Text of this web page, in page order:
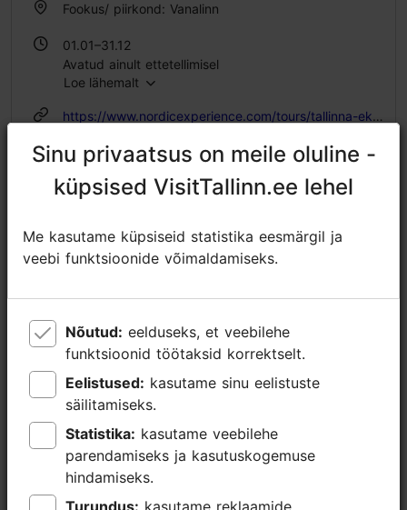
Fookus/ piirkond: Vanalinn
01.01–31.12
Avatud ainult ettetellimisel
Loe lähemalt
https://www.nordicexperience.com/tours/tallinna-ekskursioonid/tallinna-vanalinna-ekskursioon-sokolaadikommide-valmistamise-tootuba/?lang=et
https://www.facebook.com/nordicexperienceprivatetours/
sales@nordicexperience.com
Lisainfo
Kasutatavad liikumisviisid: jalgsi
Fookus/ piirkond: Vanalinn
Broneeri
Sinu privaatsus on meile oluline -
küpsised VisitTallinn.ee lehel
Me kasutame küpsiseid statistika eesmärgil ja
veebi funktsioonide võimaldamiseks.
Nõutud:
funktsioonid töötaksid korrektselt.
Eelistused:
säilitamiseks.
Statistika:
parendamiseks ja kasutuskogemuse
hindamiseks.
Sinu privaatsus on meile oluline -
küpsised VisitTallinn.ee lehel
Me kasutame küpsiseid statistika eesmärgil ja
veebi funktsioonide võimaldamiseks.
Nõutud:
funktsioonid töötaksid korrektselt.
Eelistused:
säilitamiseks.
Statistika:
parendamiseks ja kasutuskogemuse
hindamiseks.